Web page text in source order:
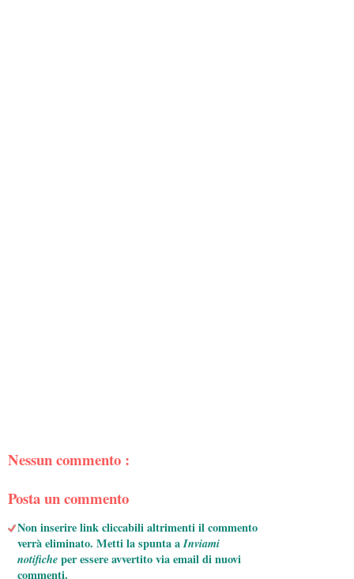
Nessun commento :
Posta un commento
Non inserire link cliccabili altrimenti il commento
verrà eliminato. Metti la spunta aInviami
notificheper essere avvertito via email di nuovi
commenti.